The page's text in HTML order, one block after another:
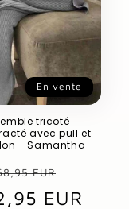
En vente
tricoté
avec pull et
- Samantha
EUR
EUR